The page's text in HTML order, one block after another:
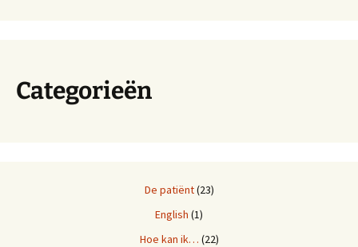
Categorieën
De patiënt(23)
English (1)
Hoe kan ik… (22)